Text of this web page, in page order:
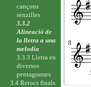
cançons
senzilles
3.3.2
Alineació de
la lletra a una
melodia
3.3.3 Lletra en
diversos
pentagrames
3.4 Retocs finals